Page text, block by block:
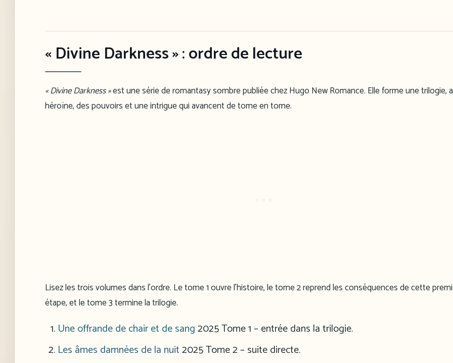
« Divine Darkness » : ordre de lecture
« Divine Darkness »est une série de romantasy sombre publiée chez Hugo New Romance. Elle forme une trilogie,
héroïne, des pouvoirs et une intrigue qui avancent de tome en tome.
Lisez les trois volumes dans l’ordre. Le tome 1 ouvre l’histoire, le tome 2 reprend les conséquences de cette
étape, et le tome 3 termine la trilogie.
Une offrande de chair et de sang2025Tome 1 – entrée dans la trilogie.
Les âmes damnées de la nuit2025Tome 2 – suite directe.